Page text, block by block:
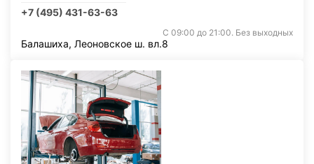
+7 (495) 431-63-63
С 09:00 до 21:00. Без выходных
Балашиха, Леоновское ш. вл.8